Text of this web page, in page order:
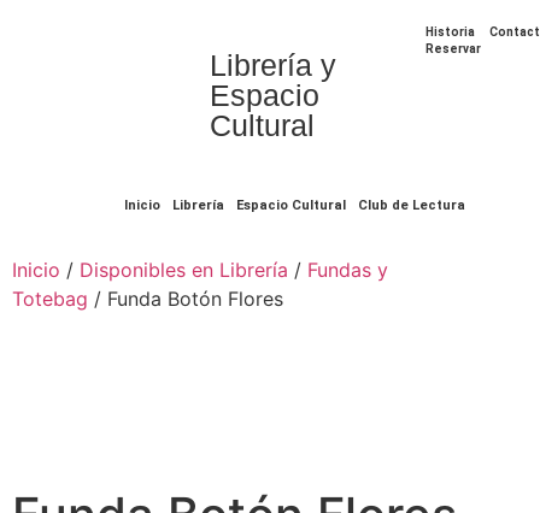
Librería y
Espacio
Cultural
Historia
Reservar
Inicio Librería Espacio Cultural Club de Lectura
Inicio / Disponibles en Librería / Fundas y
Totebag / Funda Botón Flores